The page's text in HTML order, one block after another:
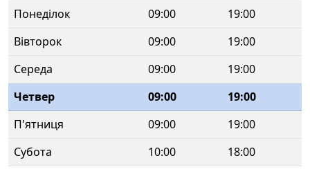
Понеділок 09:00
19:00
Вівторок
09:00
19:00
Середа
09:00
19:00
Четвер
09:00
19:00
П'ятниця
09:00
19:00
Субота
10:00 18:00